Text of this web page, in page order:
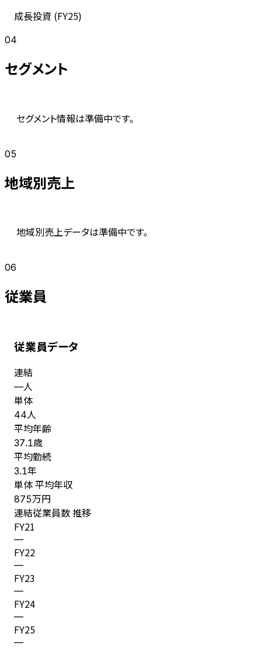
成長投資 (FY25)
04
セグメント
セグメント情報は準備中です。
05
地域別売上
地域別売上データは準備中です。
06
従業員
従業員データ
連結
—人
単体
44人
平均年齢
37.1歳
平均勤続
3.1年
単体 平均年収
875万円
連結従業員数 推移
FY21
—
FY22
—
FY23
—
FY24
—
FY25
—